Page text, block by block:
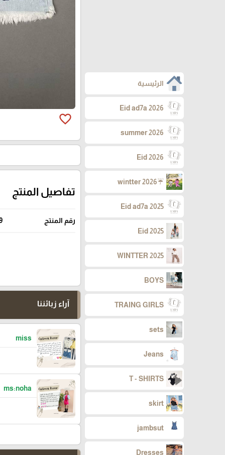
الرئيسية
Eid ad7a 2026
summer 2026
Eid 2026
☔wintter 2026
Eid ad7a 2025
Eid 2025
WINTTER 2025
BOYS
TRAING GIRLS
sets
Jeans
T - SHIRTS
skirt
jambsut
Dresses
favorite_border
تفاصيل المنتج
رقم المنتج
آراء زبائننا
miss
ms:noha